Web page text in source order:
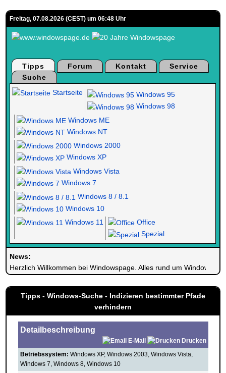
Freitag, 07.08.2026 (CEST) um 06:48 Uhr
Tipps Forum Kontakt
Service
Suche
Startseite
Windows 95
Windows 98
Windows ME
Windows NT
Windows 2000
Windows XP
Windows Vista
Windows 7
Windows 8 / 8.1
Windows 10
Windows 11
Office
Spezial
News:
Herzlich Willkommen bei Windowspage. Alles rund um Windows.
Tipps - Windows-Suche - Indizieren bestimmter Pfade
verhindern
Detailbeschreibung
E-Mail
Drucken
Betriebssystem: Windows XP, Windows 2003, Windows Vista,
Windows 7, Windows 8, Windows 10